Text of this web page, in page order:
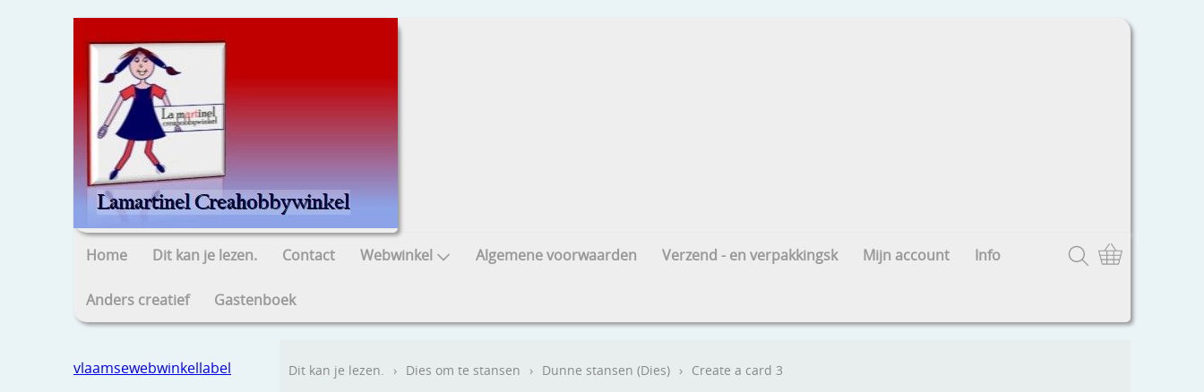
Home Dit kan je lezen. Contact Webwinkel Algemene voorwaarden Verzend - en verpakkingsk Mijn account Info
Anders creatief Gastenboek
vlaamsewebwinkellabel Dit kan je lezen. › Dies om te stansen › Dunne stansen (Dies) › Create a card 3